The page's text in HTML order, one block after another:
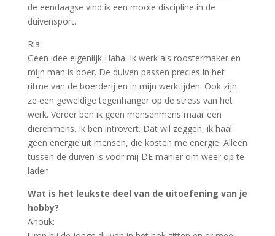
de eendaagse vind ik een mooie discipline in de
duivensport.
Ria:
Geen idee eigenlijk Haha. Ik werk als roostermaker en
mijn man is boer. De duiven passen precies in het
ritme van de boerderij en in mijn werktijden. Ook zijn
ze een geweldige tegenhanger op de stress van het
werk. Verder ben ik geen mensenmens maar een
dierenmens. Ik ben introvert. Dat wil zeggen, ik haal
geen energie uit mensen, die kosten me energie. Alleen
tussen de duiven is voor mij DE manier om weer op te
laden
Wat is het leukste deel van de uitoefening van je
hobby?
Anouk: